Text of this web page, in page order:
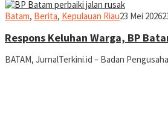
Batam, Berita, Kepulauan Riaujurnal
23 Mei 2026
Respons Keluhan Warga, BP
BATAM, JurnalTerkini.id – Badan